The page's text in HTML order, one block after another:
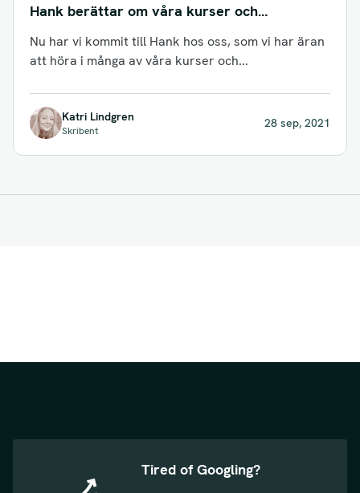
Hank berättar om våra kurser och
mikroinlärning
Nu har vi kommit till Hank hos oss, som vi har äran
att höra i många av våra kurser och...
Katri Lindgren
Skribent
28 sep, 2021
Tired of Googling?